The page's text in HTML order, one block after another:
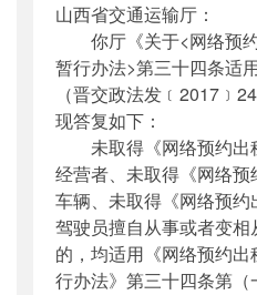
公开日期：2017年07月
主题词： 交通运输部;
机构分类： 法制司
主题分类 ：
公文类型：部函
山西省交通运输厅：
你厅《关于<网络预约
暂行办法>第三十四条适
（晋交政法发
现答复如下：
未取得《网络预约出
经营者、未取得《网络
车辆、未取得《网络预
驾驶员擅自从事或者变
的，均适用《网络预约
行办法》第三十四条第（